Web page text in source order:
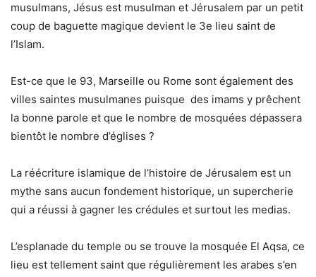
musulmans, Jésus est musulman et Jérusalem par un petit
coup de baguette magique devient le 3e lieu saint de
l’Islam.
Est-ce que le 93, Marseille ou Rome sont également des
villes saintes musulmanes puisque des imams y prêchent
la bonne parole et que le nombre de mosquées dépassera
bientôt le nombre d’églises ?
La réécriture islamique de l’histoire de Jérusalem est un
mythe sans aucun fondement historique, un supercherie
qui a réussi à gagner les crédules et surtout les medias.
L’esplanade du temple ou se trouve la mosquée El Aqsa, ce
lieu est tellement saint que régulièrement les arabes s’en